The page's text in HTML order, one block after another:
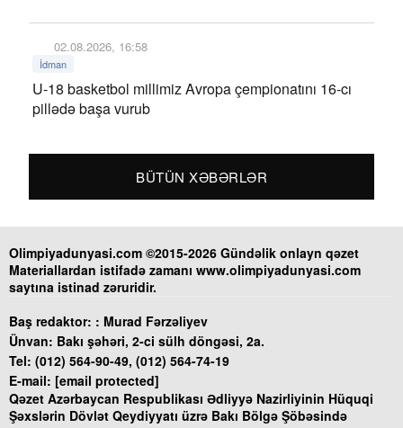
02.08.2026, 16:58
İdman
U-18 basketbol millimiz Avropa çempionatını 16-cı
pillədə başa vurub
BÜTÜN XƏBƏRLƏR
Olimpiyadunyasi.com ©2015-2026 Gündəlik onlayn qəzet
Materiallardan istifadə zamanı www.olimpiyadunyasi.com
saytına istinad zəruridir.
Baş redaktor: : Murad Fərzəliyev
Ünvan: Bakı şəhəri, 2-ci sülh döngəsi, 2a.
Tel: (012) 564-90-49, (012) 564-74-19
E-mail: [email protected]
Qəzet Azərbaycan Respublikası Ədliyyə Nazirliyinin Hüquqi
Şəxslərin Dövlət Qeydiyyatı üzrə Bakı Bölgə Şöbəsində